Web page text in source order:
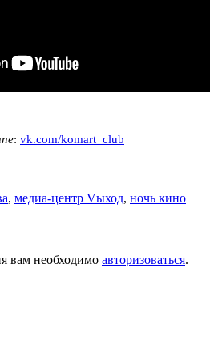
: vk.com/komart_club
, медиа-центр Vыход, ночь кино
вам необходимо авторизоваться.